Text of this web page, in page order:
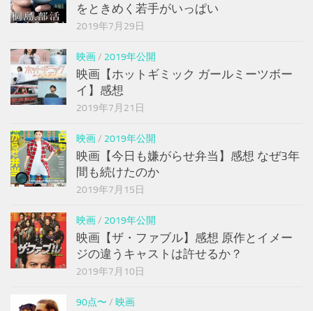
をときめく若手がいっぱい
2019年7月29日
映画/ 2019年公開
映画【ホットギミック ガールミーツボー
イ】感想
2019年7月21日
映画/ 2019年公開
映画【今日も嫌がらせ弁当】感想 なぜ3年
間も続けたのか
2019年7月15日
映画/ 2019年公開
映画【ザ・ファブル】感想 原作とイメー
ジの違うキャストは許せるか？
2019年7月10日
90点〜 / 映画